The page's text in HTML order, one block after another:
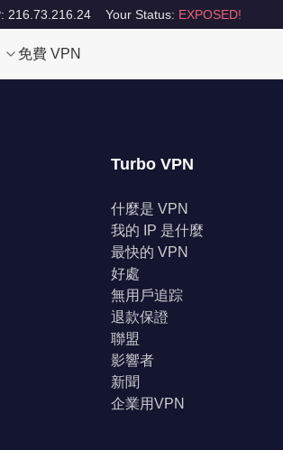
216.73.216.24 Your Status: EXPOSED!
免費 VPN
Turbo VPN
什麼是 VPN
我的 IP 是什麼
最快的 VPN
好處
無用戶追踪
退款保證
聯盟
影響者
新聞
企業用VPN